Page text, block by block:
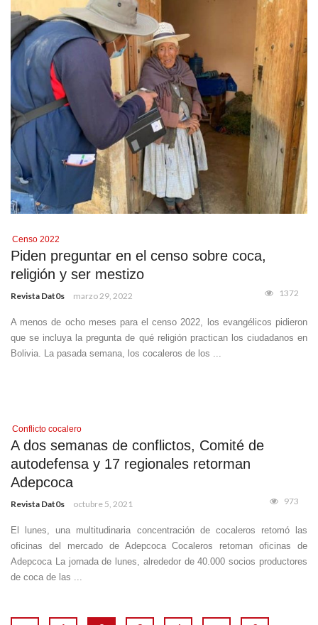
Censo 2022
Piden preguntar en el censo sobre coca,
religión y ser mestizo
Revista Dat0s marzo 29, 2022 1372
A menos de ocho meses para el censo 2022, los evangélicos pidieron
que se incluya la pregunta de qué religión practican los ciudadanos en
Bolivia. La pasada semana, los cocaleros de los ...
Conflicto cocalero
A dos semanas de conflictos, Comité de
autodefensa y 17 regionales retorman
Adepcoca
Revista Dat0s octubre 5, 2021 973
El lunes, una multitudinaria concentración de cocaleros retomó las
oficinas del mercado de Adepcoca Cocaleros retoman oficinas de
Adepcoca La jornada de lunes, alrededor de 40.000 socios productores
de coca de las ...